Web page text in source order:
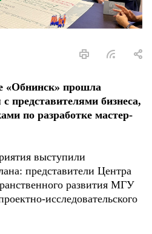
«Обнинск» прошла
с представителями бизнеса,
по разработке мастер-
выступили
представители Центра
развития МГУ
исследовательского